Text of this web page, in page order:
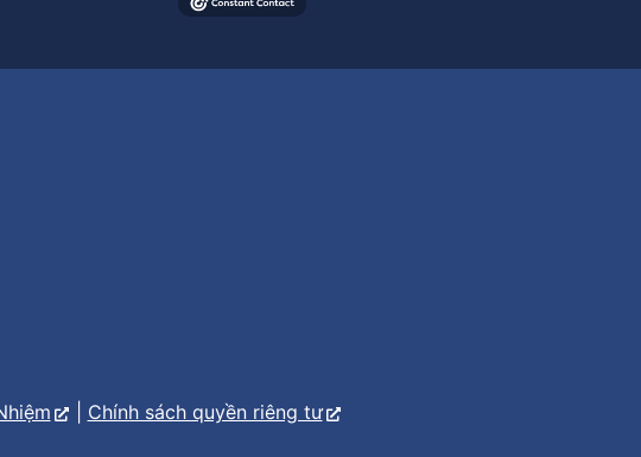
Chính sách quyền riêng tư